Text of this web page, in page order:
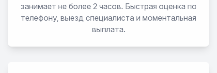
занимает не более 2 часов. Быстрая оценка по
телефону, выезд специалиста и моментальная
выплата.